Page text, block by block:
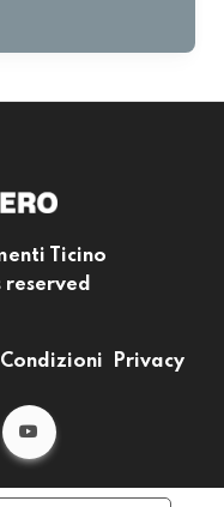
Ticino
Condizioni Privacy